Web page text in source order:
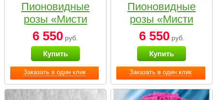
Заказать в один клик
Пионовидные
розы «Мисти
бабблс» в белой
коробке Small
6 550 руб.
Купить
Заказать в один клик
Пионовидные
розы «Мисти
бабблс» в
черной коробке
Small
6 550руб.
Купить